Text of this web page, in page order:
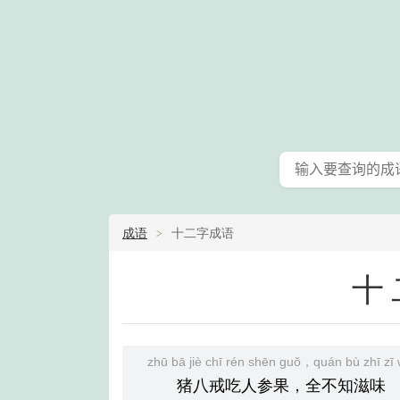
成语 十二字成语
十
zhū bā jiè chī rén shēn guǒ，quán bù zhī zī
猪八戒吃人参果，全不知滋味